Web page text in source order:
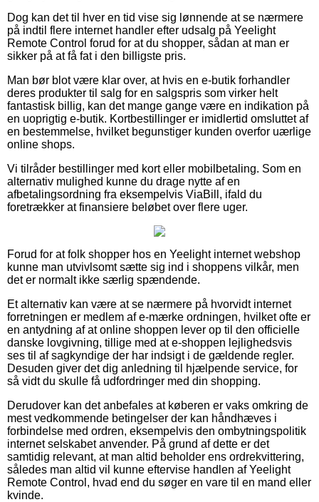
Dog kan det til hver en tid vise sig lønnende at se nærmere
på indtil flere internet handler efter udsalg på Yeelight
Remote Control forud for at du shopper, sådan at man er
sikker på at få fat i den billigste pris.
Man bør blot være klar over, at hvis en e-butik forhandler
deres produkter til salg for en salgspris som virker helt
fantastisk billig, kan det mange gange være en indikation på
en uoprigtig e-butik. Kortbestillinger er imidlertid omsluttet af
en bestemmelse, hvilket begunstiger kunden overfor uærlige
online shops.
Vi tilråder bestillinger med kort eller mobilbetaling. Som en
alternativ mulighed kunne du drage nytte af en
afbetalingsordning fra eksempelvis ViaBill, ifald du
foretrækker at finansiere beløbet over flere uger.
Forud for at folk shopper hos en Yeelight internet webshop
kunne man utvivlsomt sætte sig ind i shoppens vilkår, men
det er normalt ikke særlig spændende.
Et alternativ kan være at se nærmere på hvorvidt internet
forretningen er medlem af e-mærke ordningen, hvilket ofte er
en antydning af at online shoppen lever op til den officielle
danske lovgivning, tillige med at e-shoppen lejlighedsvis
ses til af sagkyndige der har indsigt i de gældende regler.
Desuden giver det dig anledning til hjælpende service, for
så vidt du skulle få udfordringer med din shopping.
Derudover kan det anbefales at køberen er vaks omkring de
mest vedkommende betingelser der kan håndhæves i
forbindelse med ordren, eksempelvis den ombytningspolitik
internet selskabet anvender. På grund af dette er det
samtidig relevant, at man altid beholder ens ordrekvittering,
således man altid vil kunne eftervise handlen af Yeelight
Remote Control, hvad end du søger en vare til en mand eller
kvinde.